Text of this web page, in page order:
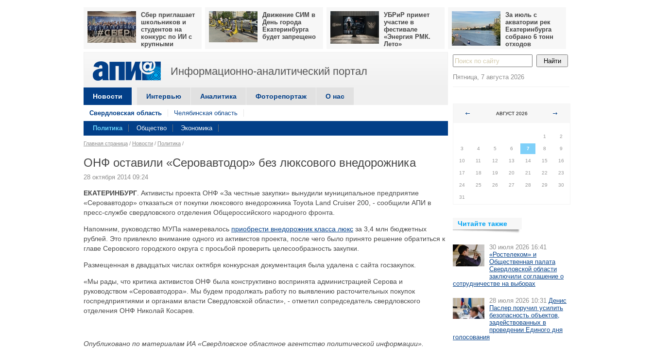
Сбер приглашает
школьников и
студентов на
конкурс по ИИ с
крупными
Движение СИМ в
День города
Екатеринбурга
будет запрещено
УБРиР примет
участие в
фестивале
«Энергия РМК.
Лето»
За июль с
акватории рек
Екатеринбурга
собрано 6 тонн
отходов
Информационно-аналитический портал
Новости Интервью Аналитика Фоторепортаж О нас
Свердловская область Челябинская область
Политика Общество Экономика
Главная страница / Новости / Политика /
ОНФ оставили «Серовавтодор» без люксового внедорожника
28 октября 2014 09:24
ЕКАТЕРИНБУРГ . Активисты проекта ОНФ «За честные закупки» вынудили муниципальное предприятие
«Серовавтодор» отказаться от покупки люксового внедорожника Toyota Land Cruiser 200, - сообщили АПИ в
пресс-службе свердловского отделения Общероссийского народного фронта.
Напомним, руководство МУПа намеревалось приобрести внедорожник класса люкс за 3,4 млн бюджетных
рублей. Это привлекло внимание одного из активистов проекта, после чего было принято решение обратиться к
главе Серовского городского округа с просьбой проверить целесообразность закупки.
Размещенная в двадцатых числах октября конкурсная документация была удалена с сайта госзакупок.
«Мы рады, что критика активистов ОНФ была конструктивно воспринята администрацией Серова и
руководством «Серовавтодора». Мы будем продолжать работу по выявлению расточительных покупок
госпредприятиями и органами власти Свердловской области», - отметил сопредседатель свердловского
отделения ОНФ Николай Косарев.
Опубликовано по материалам ИА «Свердловское областное агентство политической информации».
Пятница, 7 августа 2026
АВГУСТ 2026
1
2
3 4 5 6 7 8 9
10 11 12 13 14 15 16
17 18 19 20 21 22 23
24 25 26 27 28 29 30
31
Читайте также
30 июля 2026 16:41
«Ростелеком» и
Общественная палата
Свердловской области
заключили соглашение о
сотрудничестве на выборах
28 июля 2026 10:31 Денис
Паслер поручил усилить
безопасность объектов,
задействованных в
проведении Единого дня
голосования